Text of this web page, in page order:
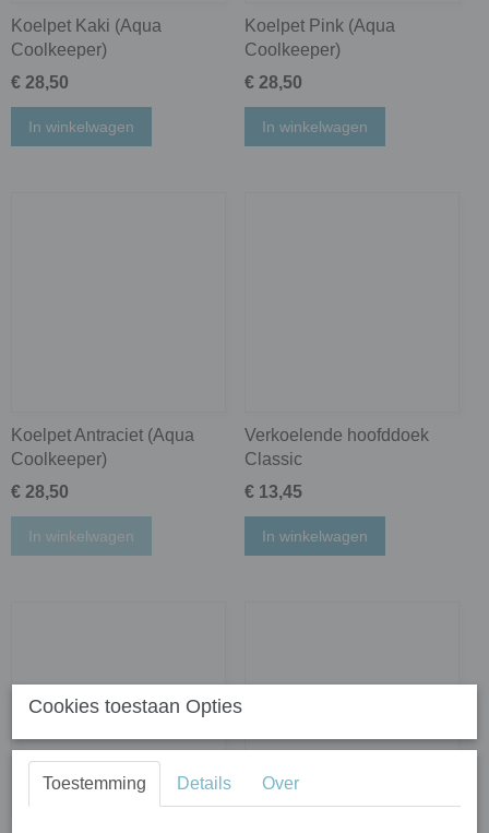
Koelpet Kaki (Aqua
Coolkeeper)
€ 28,50
In winkelwagen
Koelpet Pink (Aqua
Coolkeeper)
€ 28,50
In winkelwagen
Koelpet Antraciet (Aqua
Coolkeeper)
€ 28,50
In winkelwagen
Verkoelende hoofddoek
Classic
€ 13,45
In winkelwagen
Cookies toestaan Opties
Toestemming Details Over